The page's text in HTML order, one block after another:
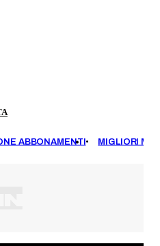
ABBONAMENTI MIGLIORI